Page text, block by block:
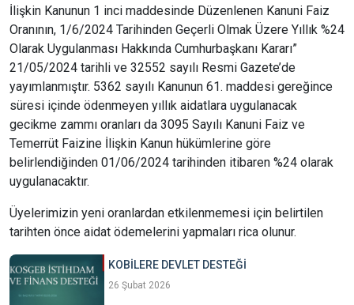
İlişkin Kanunun 1 inci maddesinde Düzenlenen Kanuni Faiz
Oranının, 1/6/2024 Tarihinden Geçerli Olmak Üzere Yıllık %24
Olarak Uygulanması Hakkında Cumhurbaşkanı Kararı”
21/05/2024 tarihli ve 32552 sayılı Resmi Gazete’de
yayımlanmıştır. 5362 sayılı Kanunun 61. maddesi gereğince
süresi içinde ödenmeyen yıllık aidatlara uygulanacak
gecikme zammı oranları da 3095 Sayılı Kanuni Faiz ve
Temerrüt Faizine İlişkin Kanun hükümlerine göre
belirlendiğinden 01/06/2024 tarihinden itibaren %24 olarak
uygulanacaktır.
Üyelerimizin yeni oranlardan etkilenmemesi için belirtilen
tarihten önce aidat ödemelerini yapmaları rica olunur.
KOBİLERE DEVLET DESTEĞİ
26 Şubat 2026